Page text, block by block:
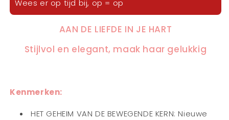
Wees er op tijd bij, op = op
AAN DE LIEFDE IN JE HART
Stijlvol en elegant, maak haar gelukkig
Kenmerken:
HET GEHEIM VAN DE BEWEGENDE KERN: Nieuwe